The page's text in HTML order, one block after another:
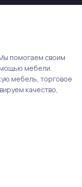
помогаем своим
мебели.
мебель, торговое
качество,